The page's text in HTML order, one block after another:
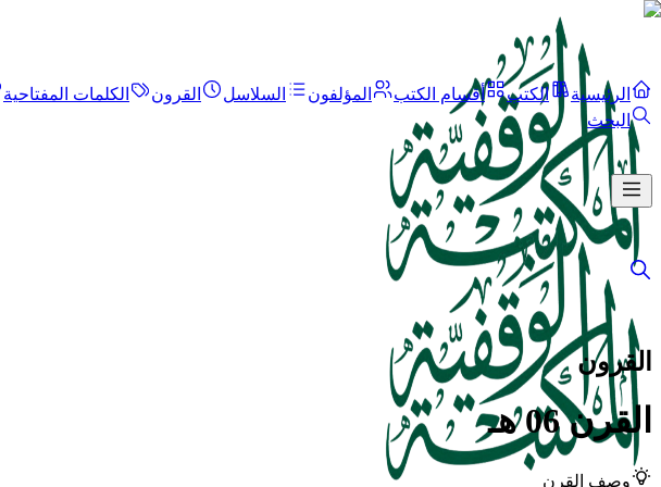
الرئيسية الكتب أقسام الكتب المؤلفون السلاسل القرون الكلمات المفتاحية
البحث
القرون
القرن 06 هـ
وصف القرن